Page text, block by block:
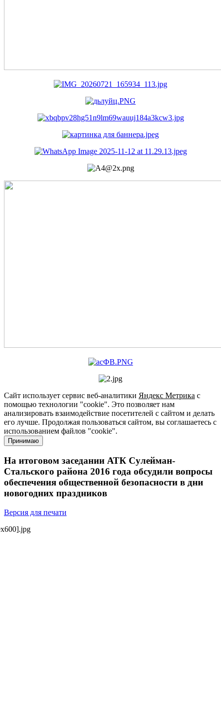
Сайт использует сервис веб-аналитики Яндекс Метрика с
помощью технологии "cookie". Это позволяет нам
анализировать взаимодействие посетителей с сайтом и делать
его лучше. Продолжая пользоваться сайтом, вы соглашаетесь с
использованием файлов "cookie".
Принимаю
На итоговом заседании АТК Сулейман-
Стальского района 2016 года обсудили вопросы
обеспечения общественной безопасности в дни
новогодних праздников
Версия для печати